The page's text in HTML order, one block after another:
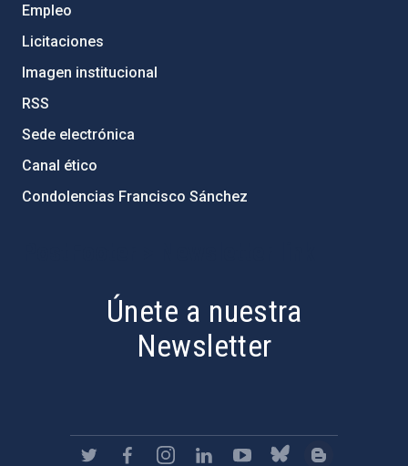
Empleo
Licitaciones
Imagen institucional
RSS
Sede electrónica
Canal ético
Condolencias Francisco Sánchez
Únete a nuestra
Newsletter